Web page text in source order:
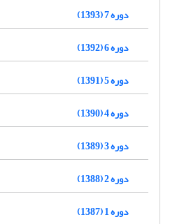
دوره 7 (1393)
دوره 6 (1392)
دوره 5 (1391)
دوره 4 (1390)
دوره 3 (1389)
دوره 2 (1388)
دوره 1 (1387)